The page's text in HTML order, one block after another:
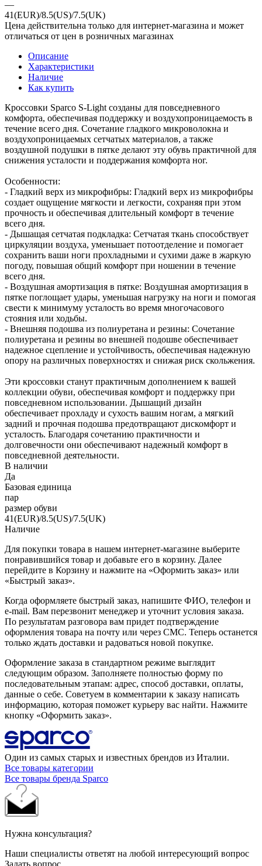
—
41(EUR)/8.5(US)/7.5(UK)
Цена действительна только для интернет-магазина и может
отличаться от цен в розничных магазинах
Описание
Характеристики
Наличие
Как купить
Кроссовки Sparco S-Light созданы для повседневного
комфорта, обеспечивая поддержку и воздухопроницаемость в
течение всего дня. Сочетание гладкого микроволокна и
воздухопроницаемых сетчатых материалов, а также
воздушной подушки в пятке делают эту обувь практичной для
снижения усталости и поддержания комфорта ног.
Особенности:
- Гладкий верх из микрофибры: Гладкий верх из микрофибры
создает ощущение мягкости и легкости, сохраняя при этом
прочность и обеспечивая длительный комфорт в течение
всего дня.
- Дышащая сетчатая подкладка: Сетчатая ткань способствует
циркуляции воздуха, уменьшает потоотделение и помогает
сохранить ваши ноги прохладными и сухими даже в жаркую
погоду, повышая общий комфорт при ношении в течение
всего дня.
- Воздушная амортизация в пятке: Воздушная амортизация в
пятке поглощает удары, уменьшая нагрузку на ноги и помогая
свести к минимуму усталость во время многочасового
стояния или ходьбы.
- Внешняя подошва из полиуретана и резины: Сочетание
полиуретана и резины во внешней подошве обеспечивает
надежное сцепление и устойчивость, обеспечивая надежную
опору на различных поверхностях и снижая риск скольжения.
Эти кроссовки станут практичным дополнением к вашей
коллекции обуви, обеспечивая комфорт и поддержку при
повседневном использовании. Дышащий дизайн
обеспечивает прохладу и сухость вашим ногам, а мягкий
задний и прочная подошва предотвращают дискомфорт и
усталость. Благодаря сочетанию практичности и
долговечности они обеспечивают надежный комфорт в
повседневной деятельности.
В наличии
Да
Базовая единица
пар
размер обуви
41(EUR)/8.5(US)/7.5(UK)
Наличие
Для покупки товара в нашем интернет-магазине выберите
понравившийся товар и добавьте его в корзину. Далее
перейдите в Корзину и нажмите на «Оформить заказ» или
«Быстрый заказ».
Когда оформляете быстрый заказ, напишите ФИО, телефон и
e-mail. Вам перезвонит менеджер и уточнит условия заказа.
По результатам разговора вам придет подтверждение
оформления товара на почту или через СМС. Теперь останется
только ждать доставки и радоваться новой покупке.
Оформление заказа в стандартном режиме выглядит
следующим образом. Заполняете полностью форму по
последовательным этапам: адрес, способ доставки, оплаты,
данные о себе. Советуем в комментарии к заказу написать
информацию, которая поможет курьеру вас найти. Нажмите
кнопку «Оформить заказ».
Один из самых старых и известных брендов из Италии.
Все товары категории
Все товары бренда Sparco
Нужна консультация?
Наши специалисты ответят на любой интересующий вопрос
Задать вопрос